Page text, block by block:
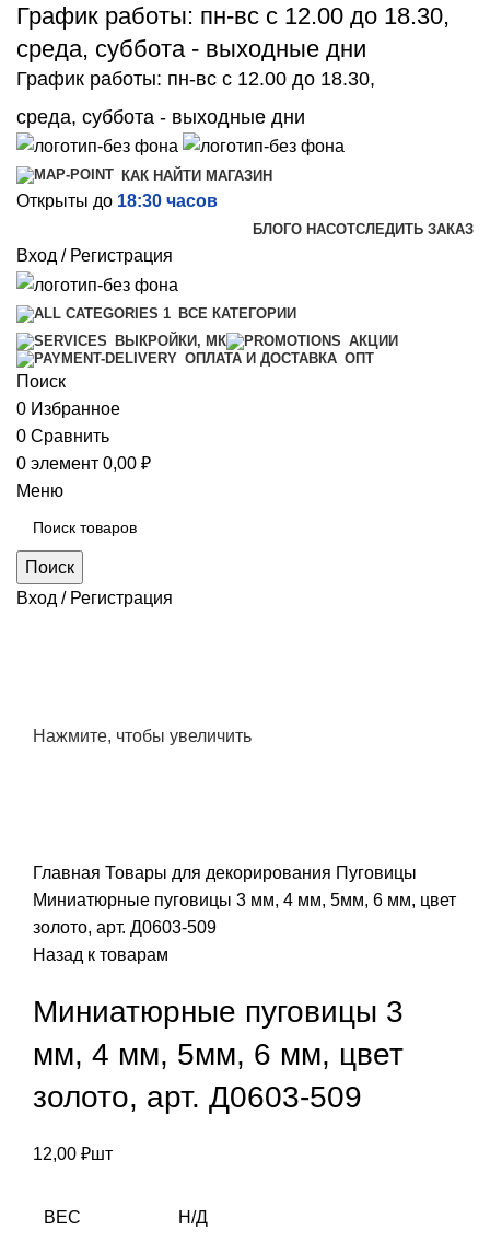
График работы: пн-вс с 12.00 до 18.30,
среда, суббота - выходные дни
График работы: пн-вс с 12.00 до 18.30,
среда, суббота - выходные дни
КАК НАЙТИ МАГАЗИН
Открыты до 18:30 часов
БЛОГО НАСОТСЛЕДИТЬ ЗАКАЗ
Вход / Регистрация
ВСЕ КАТЕГОРИИ
ВЫКРОЙКИ, МК
АКЦИИ
ОПЛАТА И ДОСТАВКА ОПТ
Поиск
0 Избранное
0 Сравнить
0 элемент 0,00 ₽
Меню
Поиск
Вход / Регистрация
Нажмите, чтобы увеличить
Главная Товары для декорирования Пуговицы
Миниатюрные пуговицы 3 мм, 4 мм, 5мм, 6 мм, цвет
золото, арт. Д0603-509
Назад к товарам
Миниатюрные пуговицы 3
мм, 4 мм, 5мм, 6 мм, цвет
золото, арт. Д0603-509
12,00 ₽шт
ВЕС Н/Д